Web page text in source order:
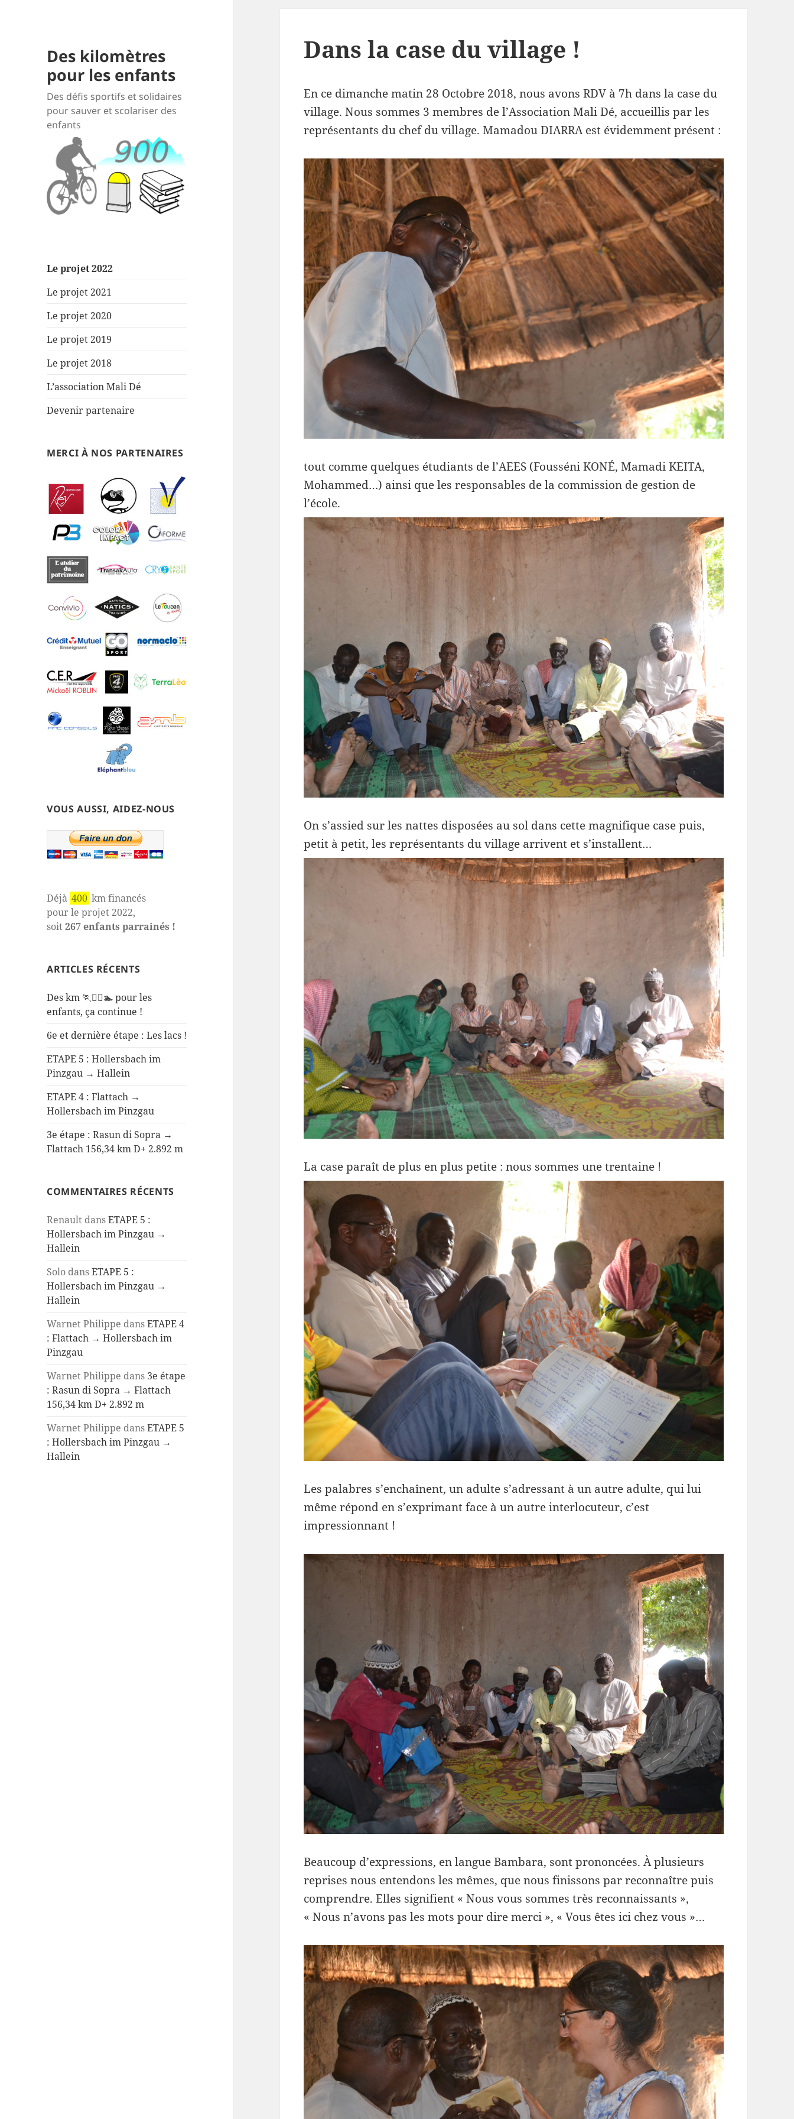
Des kilomètres
pour les enfants
Des défis sportifs et solidaires
pour sauver et scolariser des
enfants
Le projet 2022
Le projet 2021
Le projet 2020
Le projet 2019
Le projet 2018
L’association Mali Dé
Devenir partenaire
MERCI À NOS PARTENAIRES
VOUS AUSSI, AIDEZ-NOUS
Déjà 400 km financés
pour le projet 2022,
soit267 enfants parrainés !
ARTICLES RÉCENTS
Des km 🏃🚴‍♂️🏊 pour les
enfants, ça continue !
6e et dernière étape : Les lacs !
ETAPE 5 : Hollersbach im
Pinzgau → Hallein
ETAPE 4 : Flattach →
Hollersbach im Pinzgau
3e étape : Rasun di Sopra →
Flattach 156,34 km D+ 2.892 m
COMMENTAIRES RÉCENTS
Renault dansETAPE 5 :
Hollersbach im Pinzgau →
Hallein
Solo dansETAPE 5 :
Hollersbach im Pinzgau →
Hallein
Warnet Philippe dansETAPE 4
: Flattach → Hollersbach im
Pinzgau
Warnet Philippe dans 3e étape
: Rasun di Sopra → Flattach
156,34 km D+ 2.892 m
Warnet Philippe dansETAPE 5
: Hollersbach im Pinzgau →
Hallein
Dans la case du village !
En ce dimanche matin 28 Octobre 2018, nous avons RDV à 7h dans la case du
village. Nous sommes 3 membres de l’Association Mali Dé, accueillis par les
représentants du chef du village. Mamadou DIARRA est évidemment présent :
tout comme quelques étudiants de l’AEES (Fousséni KONÉ, Mamadi KEITA,
Mohammed…) ainsi que les responsables de la commission de gestion de
l’école.
On s’assied sur les nattes disposées au sol dans cette magnifique case puis,
petit à petit, les représentants du village arrivent et s’installent…
La case paraît de plus en plus petite : nous sommes une trentaine !
Les palabres s’enchaînent, un adulte s’adressant à un autre adulte, qui lui
même répond en s’exprimant face à un autre interlocuteur, c’est
impressionnant !
Beaucoup d’expressions, en langue Bambara, sont prononcées. À plusieurs
reprises nous entendons les mêmes, que nous finissons par reconnaître puis
comprendre. Elles signifient « Nous vous sommes très reconnaissants »,
« Nous n’avons pas les mots pour dire merci », « Vous êtes ici chez vous »…